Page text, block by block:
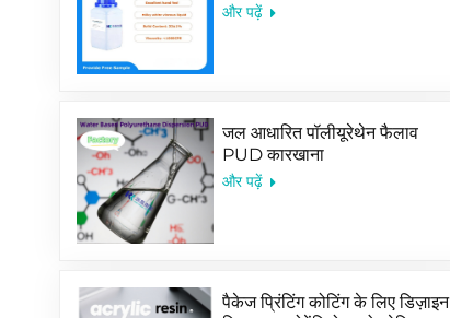
और पढ़ें
जल आधारित पॉलीयूरेथेन फैलाव
PUD कारखाना
और पढ़ें
पैकेज प्रिंटिंग कोटिंग के लिए डिज़ाइन